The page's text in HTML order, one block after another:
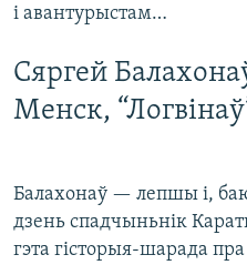
і авантурыстам…
Сяргей
Менск,
Балахонаў — лепшы і,
дзень спадчыньнік
гэта гісторыя-шарада